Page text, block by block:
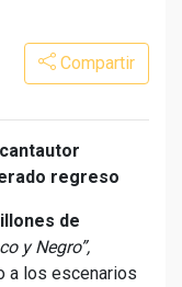
Compartir
regreso
de
y Negro”,
a los escenarios